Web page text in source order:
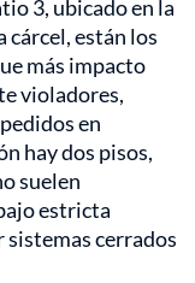
3, ubicado en la
cárcel, están los
más impacto
violadores,
en
hay dos pisos,
suelen
estricta
cerrados